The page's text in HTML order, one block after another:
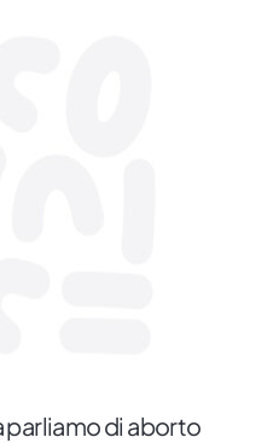
parliamo di aborto